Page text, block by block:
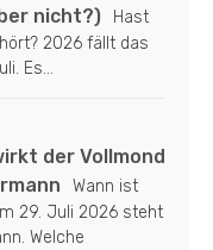
nicht?)
Hast
2026 fällt das
Es...
der Vollmond
Wann ist
29. Juli 2026 steht
Welche